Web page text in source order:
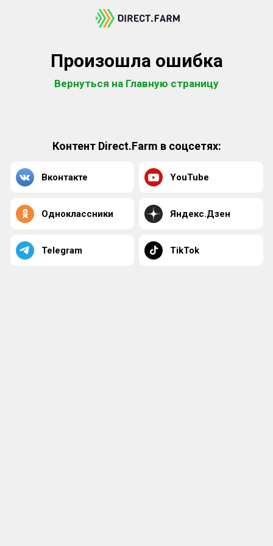
Произошла ошибка
Вернуться на Главную страницу
Контент Direct.Farm в соцсетях:
Вконтакте YouTube
Одноклассники Яндекс.Дзен
Telegram TikTok